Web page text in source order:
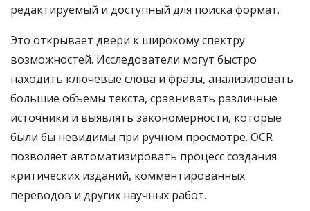
редактируемый и доступный для поиска формат.
Это открывает двери к широкому спектру
возможностей. Исследователи могут быстро
находить ключевые слова и фразы, анализировать
большие объемы текста, сравнивать различные
источники и выявлять закономерности, которые
были бы невидимы при ручном просмотре. OCR
позволяет автоматизировать процесс создания
критических изданий, комментированных
переводов и других научных работ.